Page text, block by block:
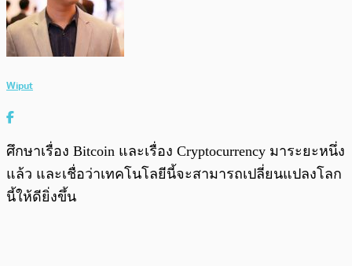
Wiput
ศึกษาเรื่อง Bitcoin และเรื่อง Cryptocurrency มาระยะหนึ่ง
แล้ว และเชื่อว่าเทคโนโลยีนี้จะสามารถเปลี่ยนแปลงโลก
นี้ให้ดียิ่งขึ้น